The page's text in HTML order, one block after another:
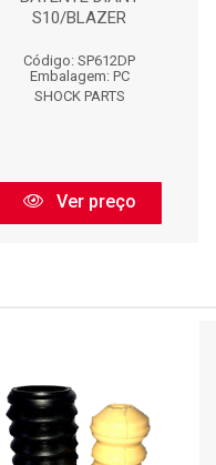
S10/BLAZER
Código: SP612DP
Embalagem: PC
SHOCK PARTS
Ver preço